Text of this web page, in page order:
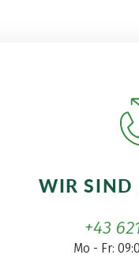
WIR SIND
+43
Mo - Fr: